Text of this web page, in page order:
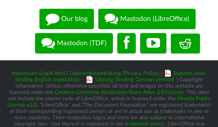
Our blog Mastodon (LibreOffice)
Mastodon (TDF)
Impressum (Legal Info) Datenschutzerklärung (Privacy Policy)
Statutes (non-
binding English translation) - Satzung (binding German version)
| Copyright
information: Unless otherwise specified, all text and images on this website are
licensed under the Creative Commons Attribution-Share Alike 3.0 License. This does
not include the source code of LibreOffice, which is licensed under the Mozilla Public
License v2.0 . “LibreOffice” and “The Document Foundation” are registered trademarks
of their corresponding registered owners or are in actual use as trademarks in one or
more countries. Their respective logos and icons are also subject to international
copyright laws. Use thereof is explained in our trademark policy. LibreOffice was